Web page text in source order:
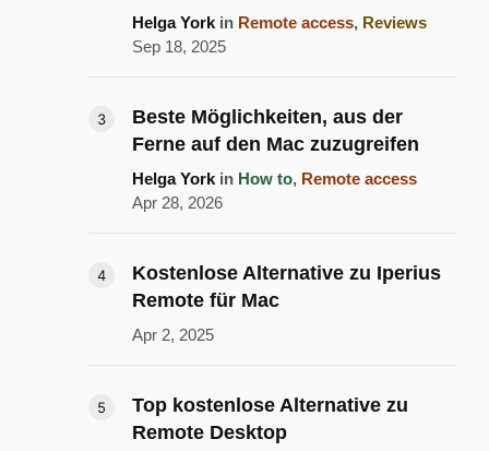
Helga York in Remote access, Reviews
Sep 18, 2025
Beste Möglichkeiten, aus der
Ferne auf den Mac zuzugreifen
Helga York in How to, Remote access
Apr 28, 2026
Kostenlose Alternative zu Iperius
Remote für Mac
Apr 2, 2025
Top kostenlose Alternative zu
Remote Desktop